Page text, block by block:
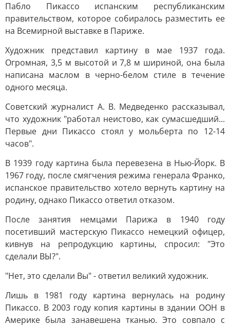
Пабло Пикассо испанским республиканским
правительством, которое собиралось разместить ее
на Всемирной выставке в Париже.
Художник представил картину в мае 1937 года.
Огромная, 3,5 м высотой и 7,8 м шириной, она была
написана маслом в черно-белом стиле в течение
одного месяца.
Советский журналист А. В. Медведенко рассказывал,
что художник "работал неистово, как сумасшедший...
Первые дни Пикассо стоял у мольберта по 12-14
часов".
В 1939 году картина была перевезена в Нью-Йорк. В
1967 году, после смягчения режима генерала Франко,
испанское правительство хотело вернуть картину на
родину, однако Пикассо ответил отказом.
После занятия немцами Парижа в 1940 году
посетивший мастерскую Пикассо немецкий офицер,
кивнув на репродукцию картины, спросил: "Это
сделали ВЫ?".
"Нет, это сделали Вы" - ответил великий художник.
Лишь в 1981 году картина вернулась на родину
Пикассо. В 2003 году копия картины в здании ООН в
Америке была занавешена тканью. Это совпало с